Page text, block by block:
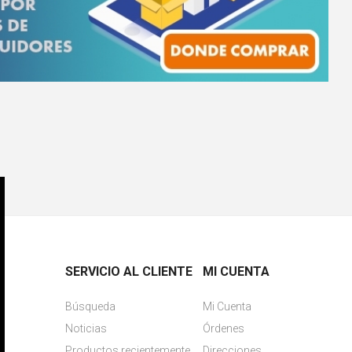
SERVICIO AL CLIENTE
Búsqueda
Noticias
MI CUENTA
Mi Cuenta
Órdenes